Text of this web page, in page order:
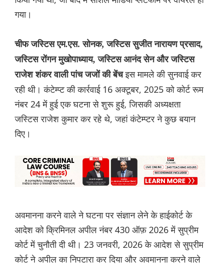
गया।
चीफ जस्टिस एम.एस. सोनक, जस्टिस सुजीत नारायण प्रसाद,
जस्टिस रोंगन मुखोपाध्याय, जस्टिस आनंद सेन और जस्टिस
राजेश शंकर वाली पांच जजों की बेंचइस मामले की सुनवाई कर
रही थी। कंटेम्प्ट की कार्रवाई 16 अक्टूबर, 2025 को कोर्ट रूम
नंबर 24 में हुई एक घटना से शुरू हुई, जिसकी अध्यक्षता
जस्टिस राजेश कुमार कर रहे थे, जहां कंटेम्प्टर ने कुछ बयान
दिए।
अवमानना ​​करने वाले ने घटना पर संज्ञान लेने के हाईकोर्ट के
आदेश को क्रिमिनल अपील नंबर 430 ऑफ़ 2026 में सुप्रीम
कोर्ट में चुनौती दी थी। 23 जनवरी, 2026 के आदेश से सुप्रीम
कोर्ट ने अपील का निपटारा कर दिया और अवमानना ​​करने वाले